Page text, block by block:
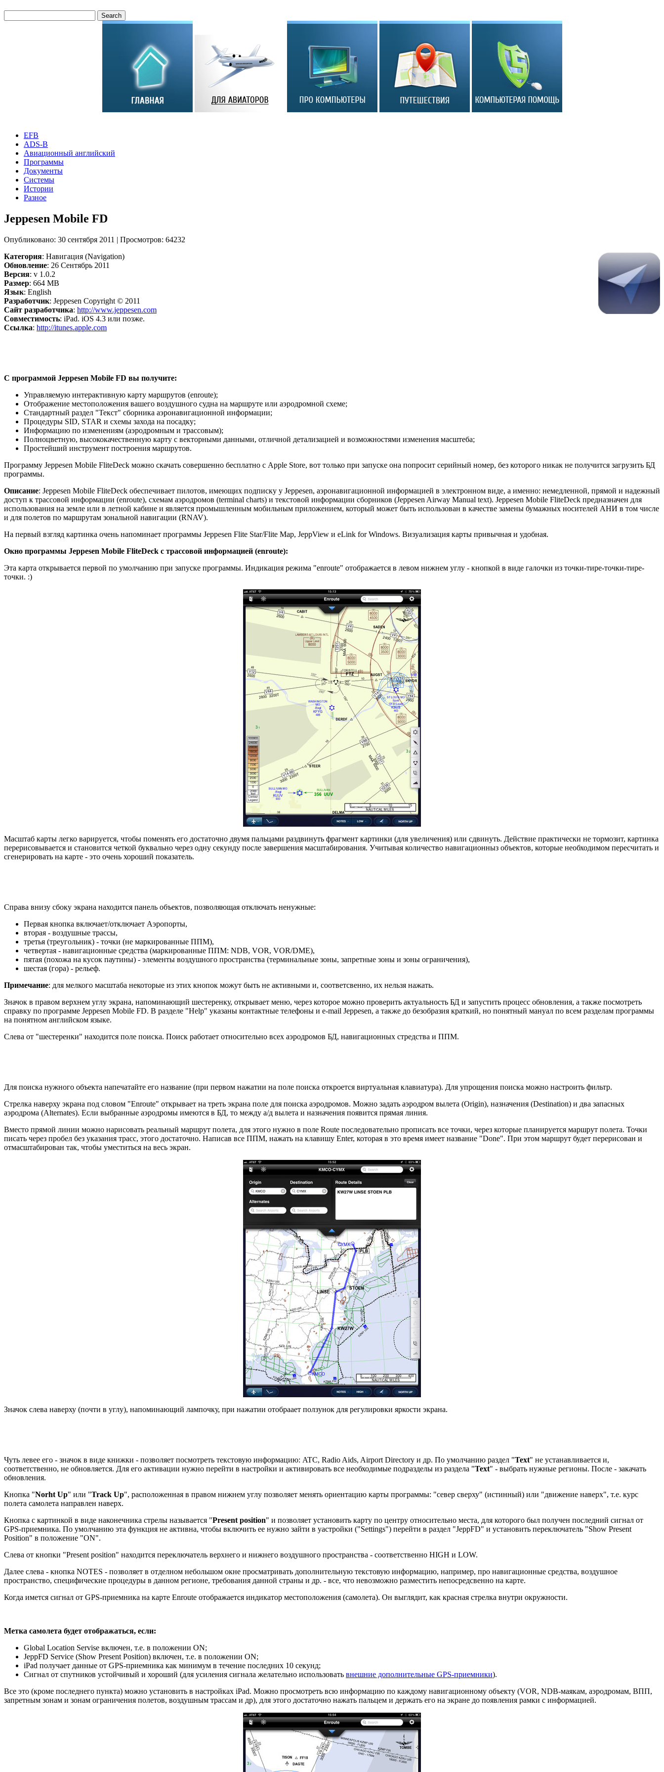
EFB
ADS-B
Авиационный английский
Программы
Документы
Системы
Истории
Разное
Jeppesen Mobile FD
Опубликовано: 30 сентября 2011 | Просмотров: 64232
Категория: Навигация (Navigation)
Обновление: 26 Сентябрь 2011
Версия: v 1.0.2
Размер: 664 MB
Язык: English
Разработчик: Jeppesen Copyright © 2011
Сайт разработчика: http://www.jeppesen.com
Совместимость: iPad. iOS 4.3 или позже.
Ссылка: http://itunes.apple.com
С программой Jeppesen Mobile FD вы получите:
Управляемую интерактивную карту маршрутов (enroute);
Отображение местоположения вашего воздушного судна на маршруте или аэродромной схеме;
Стандартный раздел "Текст" сборника аэронавигационной информации;
Процедуры SID, STAR и схемы захода на посадку;
Информацию по изменениям (аэродромным и трассовым);
Полноцветную, высококачественную карту с векторными данными, отличной детализацией и возможностями изменения масштеба;
Простейший инструмент построения маршрутов.
Программу Jeppesen Mobile FliteDeck можно скачать совершенно бесплатно с Apple Store, вот только при запуске она попросит серийный номер, без которого никак не получится загрузить БД
программы.
Описание: Jeppesen Mobile FliteDeck обеспечивает пилотов, имеющих подписку у Jeppesen, аэронавигационной информацией в электронном виде, а именно: немедленной, прямой и надежный
доступ к трассовой информации (enroute), схемам аэродромов (terminal charts) и текстовой информации сборников (Jeppesen Airway Manual text). Jeppesen Mobile FliteDeck предназначен для
использования на земле или в летной кабине и является промышленным мобильным приложением, который может быть использован в качестве замены бумажных носителей АНИ в том числе
и для полетов по маршрутам зональной навигации (RNAV).
На первый взгляд картинка очень напоминает программы Jeppesen Flite Star/Flite Map, JeppView и eLink for Windows. Визуализация карты привычная и удобная.
Окно программы Jeppesen Mobile FliteDeck с трассовой информацией (enroute):
Эта карта открывается первой по умолчанию при запуске программы. Индикация режима "enroute" отображается в левом нижнем углу - кнопкой в виде галочки из точки-тире-точки-тире-
точки. :)
Масштаб карты легко варируется, чтобы поменять его достаточно двумя пальцами раздвинуть фрагмент картинки (для увеличения) или сдвинуть. Действие практически не тормозит, картинка
перерисовывается и становится четкой буквально через одну секунду после завершения масштабирования. Учитывая количество навигационныз объектов, которые необходимом пересчитать и
сгенерировать на карте - это очень хороший показатель.
Справа внизу сбоку экрана находится панель объектов, позволяющая отключать ненужные:
Первая кнопка включает/отключает Аэропорты,
вторая - воздушные трассы,
третья (треугольник) - точки (не маркированные ППМ),
четвертая - навигационные средства (маркированные ППМ: NDB, VOR, VOR/DME),
пятая (похожа на кусок паутины) - элементы воздушного пространства (терминальные зоны, запретные зоны и зоны ограничения),
шестая (гора) - рельеф.
Примечание: для мелкого масштаба некоторые из этих кнопок можут быть не активными и, соответсвенно, их нельзя нажать.
Значок в правом верхнем углу экрана, напоминающий шестеренку, открывает меню, через которое можно проверить актуальность БД и запустить процесс обновления, а также посмотреть
справку по программе Jeppesen Mobile FD. В разделе "Help" указаны контактные телефоны и e-mail Jeppesen, а также до безобразия краткий, но понятный мануал по всем разделам программы
на понятном английском языке.
Слева от "шестеренки" находится поле поиска. Поиск работает относительно всех аэродромов БД, навигационных стредства и ППМ.
Для поиска нужного объекта напечатайте его название (при первом нажатии на поле поиска откроется виртуальная клавиатура). Для упрощения поиска можно настроить фильтр.
Стрелка наверху экрана под словом "Enroute" открывает на треть экрана поле для поиска аэродромов. Можно задать аэродром вылета (Origin), назначения (Destination) и два запасных
аэродрома (Alternates). Если выбранные аэродромы имеются в БД, то между а/д вылета и назначения появится прямая линия.
Вместо прямой линии можно нарисовать реальный маршрут полета, для этого нужно в поле Route последовательно прописать все точки, через которые планируется маршрут полета. Точки
писать через пробел без указания трасс, этого достаточно. Написав все ППМ, нажать на клавишу Enter, которая в это время имеет название "Done". При этом маршрут будет перерисован и
отмасштабирован так, чтобы уместиться на весь экран.
Значок слева наверху (почти в углу), напоминающий лампочку, при нажатии отобраает ползунок для регулировки яркости экрана.
Чуть левее его - значок в виде книжки - позволяет посмотреть текстовую информацию: ATC, Radio Aids, Airport Directory и др. По умолчанию раздел "Text" не устанавливается и,
соответственно, не обновляется. Для его активации нужно перейти в настройки и активировать все необходимые подразделы из раздела "Text" - выбрать нужные регионы. После - закачать
обновления.
Кнопка "Norht Up" или "Track Up", расположенная в правом нижнем углу позволяет менять ориентацию карты программы: "север сверху" (истинный) или "движение наверх", т.е. курс
полета самолета направлен наверх.
Кнопка с картинкой в виде наконечника стрелы называется "Present position" и позволяет установить карту по центру относительно места, для которого был получен последний сигнал от
GPS-приемника. По умолчанию эта функция не активна, чтобы включить ее нужно зайти в yастройки ("Settings") перейти в раздел "JeppFD" и установить переключатель "Show Present
Position" в положение "ON".
Слева от кнопки "Present position" находится переключатель верхнего и нижнего воздушного пространства - соответственно HIGH и LOW.
Далее слева - кнопка NOTES - позволяет в отделном небольшом окне просматривать дополнительную текстовую информацию, например, про навигационные средства, воздушное
пространство, специфические процедуры в данном регионе, требования данной страны и др. - все, что невозможно разместить непосредсвенно на карте.
Когда имется сигнал от GPS-приемника на карте Enroute отображается индикатор местоположения (самолета). Он выглядит, как красная стрелка внутри окружности.
Метка самолета будет отображаться, если:
Global Location Servise включен, т.е. в положении ON;
JeppFD Service (Show Present Position) включен, т.е. в положении ON;
iPad получает данные от GPS-приемника как минимум в течение последних 10 секунд;
Сигнал от спутников устойчивый и хороший (для усиления сигнала желательно использовать внешние дополнительные GPS-приемники).
Все это (кроме последнего пункта) можно установить в настройках iPad. Можно просмотреть всю информацию по каждому навигационному объекту (VOR, NDB-маякам, аэродромам, ВПП,
запретным зонам и зонам ограничения полетов, воздушным трассам и др), для этого достаточно нажать пальцем и держать его на экране до появления рамки с информацией.